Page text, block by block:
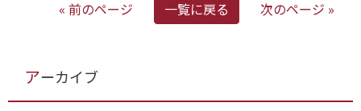
« 前のページ 一覧に戻る 次のページ »
アーカイブ